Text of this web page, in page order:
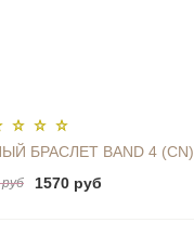
БРАСЛЕТ BAND 4 (CN)
1570 руб